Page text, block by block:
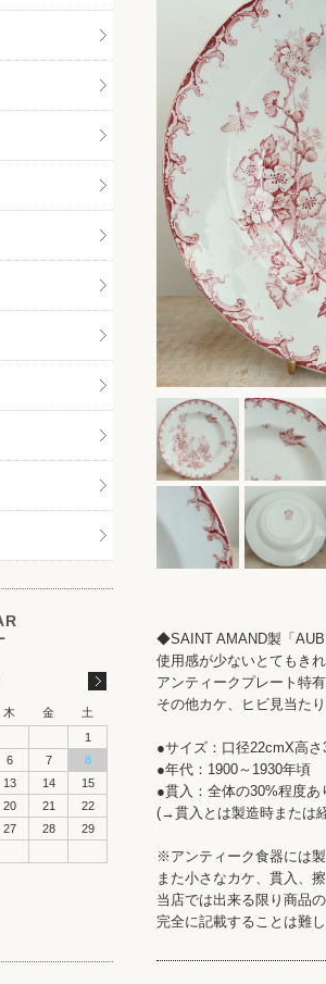
◆SAINT AMAND製「
使用感が少ないとてもきれ
アンティークプレート特
その他カケ、ヒビ見当たり
●サイズ：口径22cmX高さ
●年代：1900～1930年頃
●貫入：全体の30%程度あ
(→貫入とは製造時または
※アンティーク食器には
また小さなカケ、貫入、
当店では出来る限り商品
完全に記載することは難
木 金
土
1
6 7
8
13 14
15
20 21
22
27 28
29